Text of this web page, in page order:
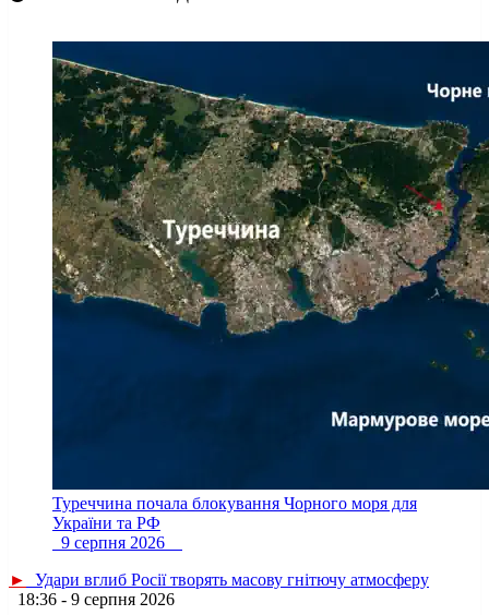
Туреччина почала блокування Чорного моря для
України та РФ
9 серпня 2026
►
Удари вглиб Росії творять масову гнітючу атмосферу
18:36 - 9 серпня 2026